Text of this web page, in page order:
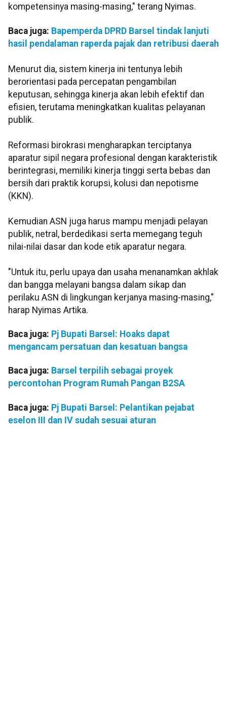
kompetensinya masing-masing," terang Nyimas.
Baca juga: Bapemperda DPRD Barsel tindak lanjuti
hasil pendalaman raperda pajak dan retribusi daerah
Menurut dia, sistem kinerja ini tentunya lebih
berorientasi pada percepatan pengambilan
keputusan, sehingga kinerja akan lebih efektif dan
efisien, terutama meningkatkan kualitas pelayanan
publik.
Reformasi birokrasi mengharapkan terciptanya
aparatur sipil negara profesional dengan karakteristik
berintegrasi, memiliki kinerja tinggi serta bebas dan
bersih dari praktik korupsi, kolusi dan nepotisme
(KKN).
Kemudian ASN juga harus mampu menjadi pelayan
publik, netral, berdedikasi serta memegang teguh
nilai-nilai dasar dan kode etik aparatur negara.
"Untuk itu, perlu upaya dan usaha menanamkan akhlak
dan bangga melayani bangsa dalam sikap dan
perilaku ASN di lingkungan kerjanya masing-masing,"
harap Nyimas Artika.
Baca juga: Pj Bupati Barsel: Hoaks dapat
mengancam persatuan dan kesatuan bangsa
Baca juga: Barsel terpilih sebagai proyek
percontohan Program Rumah Pangan B2SA
Baca juga: Pj Bupati Barsel: Pelantikan pejabat
eselon III dan IV sudah sesuai aturan